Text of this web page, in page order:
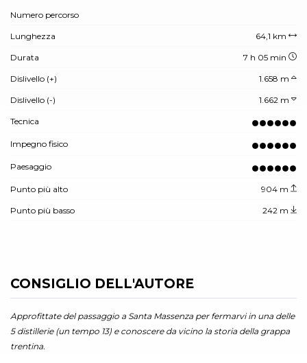
Numero percorso
Lunghezza 64,1 km
Durata 7 h 05 min
Dislivello (+) 1.658 m
Dislivello (-) 1.662 m
Tecnica
Impegno fisico
Paesaggio
Punto più alto 904 m
Punto più basso 242 m
CONSIGLIO DELL'AUTORE
Approfittate del passaggio a Santa Massenza per fermarvi in una delle
5 distillerie (un tempo 13) e conoscere da vicino la storia della grappa
trentina.